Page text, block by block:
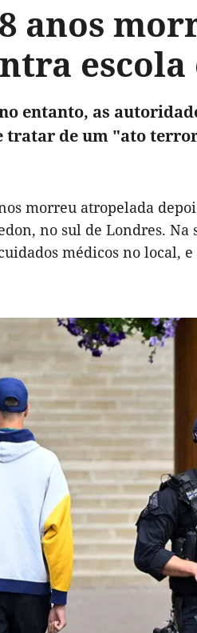
anos
entanto, as
tratar de um "ato
morreu atropelada
no sul de Londres. Na
médicos no local,